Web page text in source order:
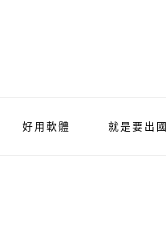
好用軟體 就是要出國